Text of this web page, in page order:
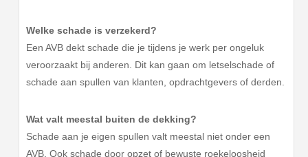
Welke schade is verzekerd?
Een AVB dekt schade die je tijdens je werk per ongeluk
veroorzaakt bij anderen. Dit kan gaan om letselschade of
schade aan spullen van klanten, opdrachtgevers of derden.
Wat valt meestal buiten de dekking?
Schade aan je eigen spullen valt meestal niet onder een
AVB. Ook schade door opzet of bewuste roekeloosheid